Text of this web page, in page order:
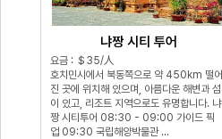
냐짱 시티 투어
요금 : ＄35/人
호치민시에서 북동쪽으로 약 450km 떨어
진 곳에 위치해 있으며, 아름다운 해변과 섬
이 있고, 리조트 지역으로도 유명합니다. 냐
짱 시티투어 08:30 - 09:00 가이드 픽
업 09:30 국립해양박물관 ...